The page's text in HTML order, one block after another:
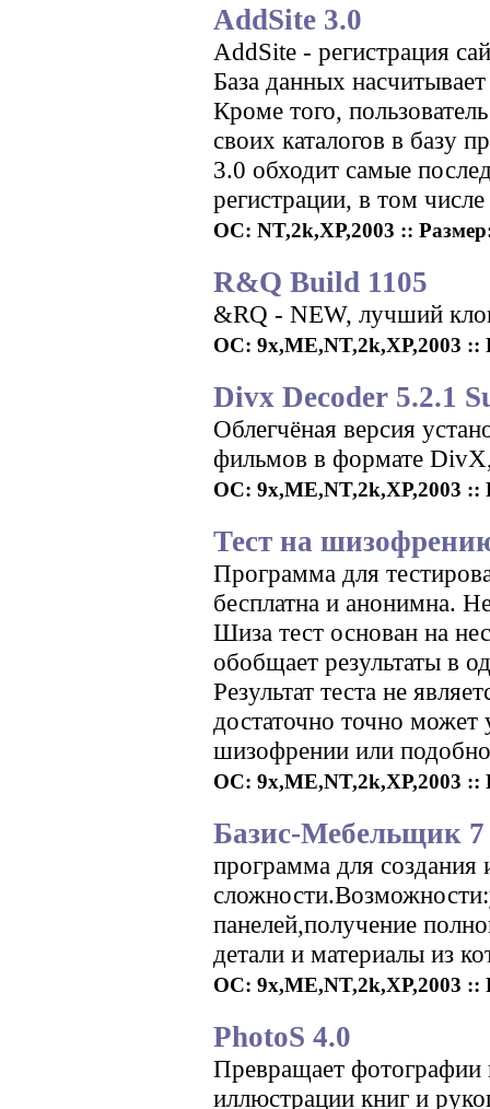
AddSite 3.0
AddSite - регистрация
База данных
Кроме того,
своих каталогов в базу
3.0 обходит самые
регистрации, в том
ОС: NT,2k,XP,2003 ::
R&Q Build 1105
&RQ - NEW, лучший
ОС: 9x,ME,NT,2k,XP,2003 ::
Divx Decoder 5.2.1
Облегчёная версия
фильмов в формате
ОС: 9x,ME,NT,2k,XP,2003 ::
Тест на
Программа для
бесплатна и анонимна.
Шиза тест основан на
обобщает результаты в
Результат теста не
достаточно точно может
шизофрении или
ОС: 9x,ME,NT,2k,XP,2003 ::
Базис-Мебельщик 7
программа для
панелей,получение
детали и материалы из
ОС: 9x,ME,NT,2k,XP,2003 ::
PhotoS 4.0
Превращает фотографии
иллюстрации книг и